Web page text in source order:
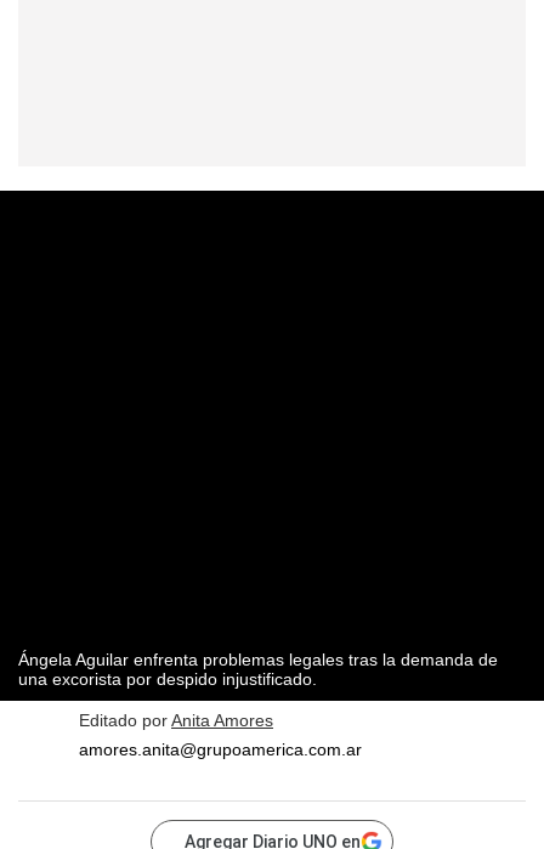
Ángela Aguilar enfrenta problemas legales tras la demanda de
una excorista por despido injustificado.
Editado porAnita Amores
amores.anita@grupoamerica.com.ar
Agregar Diario UNO en